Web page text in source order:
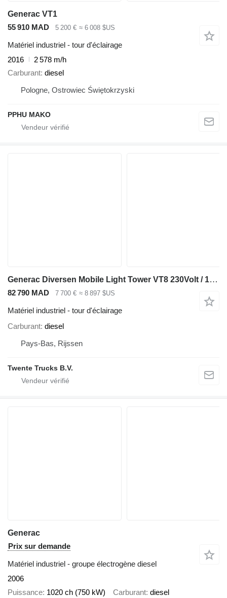
Generac VT1
55 910 MAD
5 200 € ≈ 6 008 $US
Matériel industriel - tour d'éclairage
2016
2 578 m/h
Carburant diesel
Pologne, Ostrowiec Świętokrzyski
PPHU MAKO
Generac Diversen Mobile Light Tower VT8 230Volt / 1000Watt / new and not
82 790 MAD 7 700 € ≈ 8 897 $US
Matériel industriel - tour d'éclairage
Carburant diesel
Pays-Bas, Rijssen
Twente Trucks B.V.
Generac
Prix sur demande
Matériel industriel - groupe électrogène diesel
2006
Puissance 1020 ch (750 kW) Carburant diesel